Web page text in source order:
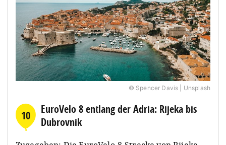
© Spencer Davis | Unsplash
10
EuroVelo 8 entlang der Adria: Rijeka bis
Dubrovnik